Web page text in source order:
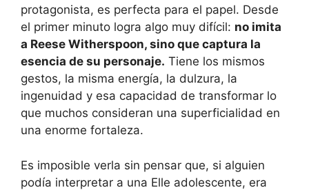
protagonista, es perfecta para el papel. Desde
el primer minuto logra algo muy difícil: no imita
a Reese Witherspoon, sino que captura la
esencia de su personaje. Tiene los mismos
gestos, la misma energía, la dulzura, la
ingenuidad y esa capacidad de transformar lo
que muchos consideran una superficialidad en
una enorme fortaleza.
Es imposible verla sin pensar que, si alguien
podía interpretar a una Elle adolescente, era